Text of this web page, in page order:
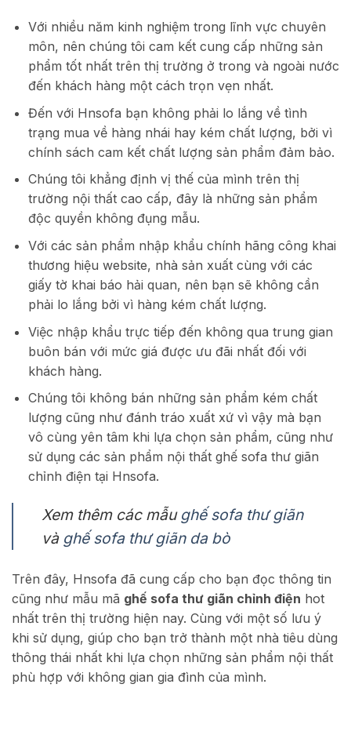
Với nhiều năm kinh nghiệm trong lĩnh vực chuyên
môn, nên chúng tôi cam kết cung cấp những sản
phẩm tốt nhất trên thị trường ở trong và ngoài nước
đến khách hàng một cách trọn vẹn nhất.
Đến với Hnsofa bạn không phải lo lắng về tình
trạng mua về hàng nhái hay kém chất lượng, bởi vì
chính sách cam kết chất lượng sản phẩm đảm bảo.
Chúng tôi khẳng định vị thế của mình trên thị
trường nội thất cao cấp, đây là những sản phẩm
độc quyền không đụng mẫu.
Với các sản phẩm nhập khẩu chính hãng công khai
thương hiệu website, nhà sản xuất cùng với các
giấy tờ khai báo hải quan, nên bạn sẽ không cần
phải lo lắng bởi vì hàng kém chất lượng.
Việc nhập khẩu trực tiếp đến không qua trung gian
buôn bán với mức giá được ưu đãi nhất đối với
khách hàng.
Chúng tôi không bán những sản phẩm kém chất
lượng cũng như đánh tráo xuất xứ vì vậy mà bạn
vô cùng yên tâm khi lựa chọn sản phẩm, cũng như
sử dụng các sản phẩm nội thất ghế sofa thư giãn
chỉnh điện tại Hnsofa.
Xem thêm các mẫu ghế sofa thư giãn
và ghế sofa thư giãn da bò
Trên đây, Hnsofa đã cung cấp cho bạn đọc thông tin
cũng như mẫu mã ghế sofa thư giãn chỉnh điện hot
nhất trên thị trường hiện nay. Cùng với một số lưu ý
khi sử dụng, giúp cho bạn trở thành một nhà tiêu dùng
thông thái nhất khi lựa chọn những sản phẩm nội thất
phù hợp với không gian gia đình của mình.